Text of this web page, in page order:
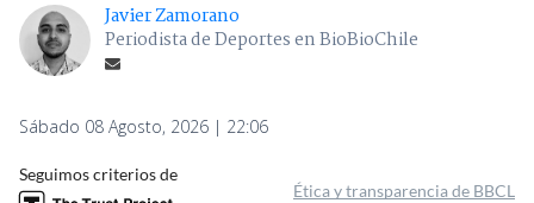
Javier Zamorano
Periodista de Deportes en BioBioChile
Sábado 08 Agosto, 2026 | 22:06
Seguimos criterios de
Ética y transparencia de BBCL